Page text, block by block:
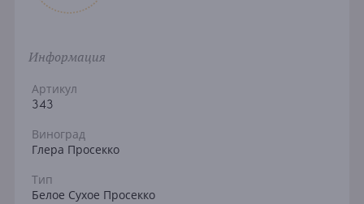
Информация
Артикул
343
Виноград
Глера Просекко
Тип
Белое Сухое Просекко